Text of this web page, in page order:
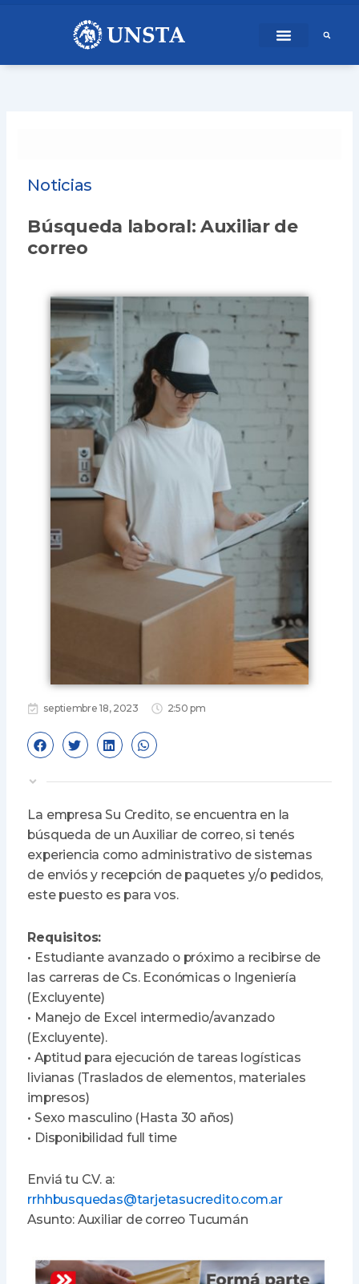
Noticias
Búsqueda laboral: Auxiliar de
correo
septiembre 18, 2023 2:50 pm
La empresa Su Credito, se encuentra en la
búsqueda de un Auxiliar de correo, si tenés
experiencia como administrativo de sistemas
de enviós y recepción de paquetes y/o pedidos,
este puesto es para vos.
Requisitos:
• Estudiante avanzado o próximo a recibirse de
las carreras de Cs. Económicas o Ingeniería
(Excluyente)
• Manejo de Excel intermedio/avanzado
(Excluyente).
• Aptitud para ejecución de tareas logísticas
livianas (Traslados de elementos, materiales
impresos)
• Sexo masculino (Hasta 30 años)
• Disponibilidad full time
Enviá tu C.V. a:
rrhhbusquedas@tarjetasucredito.com.ar
Asunto: Auxiliar de correo Tucumán